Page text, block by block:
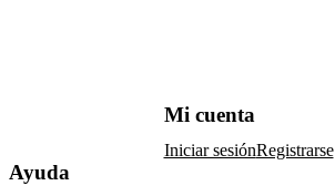
Mi cuenta
Iniciar sesiónRegistrarse
Ayuda